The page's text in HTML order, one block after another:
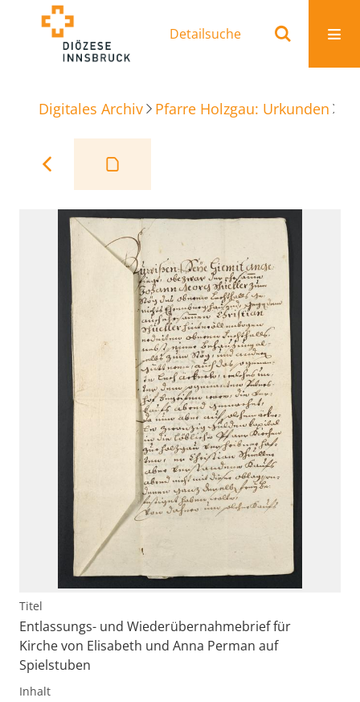
Detailsuche
Digitales Archiv Pfarre Holzgau: Urkunden
Titel
Entlassungs- und Wiederübernahmebrief für
Kirche von Elisabeth und Anna Perman auf
Spielstuben
Inhalt